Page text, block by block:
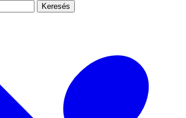
Keresés